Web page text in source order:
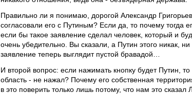
Правильно ли я понимаю, дорогой Александр
согласовали его с Путиным? Если да, то почему тогда
если бы такое заявление сделал человек, который и
очень убедительно. Вы сказали, а Путин этого никак,
заявление теперь выглядит пустой бравадой…
И второй вопрос: если нажимать кнопку будет Путин,
область - не нажал? Почему его собственная
в это поверить только лишь потому, что нам это